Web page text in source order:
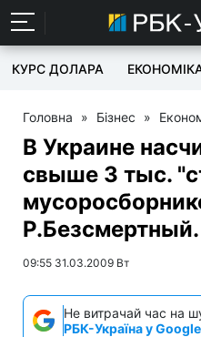
КУРС ДОЛАРА
Головна » Бізнес »
В Украине
свыше 3 тыс.
Р.Безсмертный.
09:55 31.03.2009 Вт
Не витрачай час на
РБК-Україна у Google